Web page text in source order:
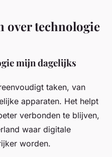
over technologie
mijn dagelijks
taken, van
apparaten. Het helpt
verbonden te blijven,
waar digitale
worden.